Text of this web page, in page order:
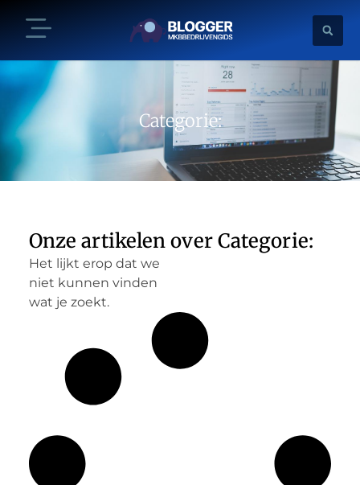
Categorie:
Onze artikelen over Categorie:
Het lijkt erop dat we
niet kunnen vinden
wat je zoekt.